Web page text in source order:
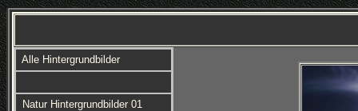
Alle Hintergrundbilder
Natur Hintergrundbilder 01